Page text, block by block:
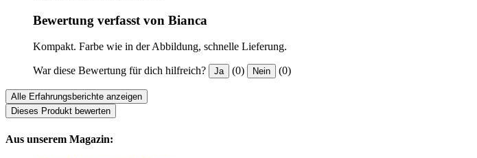
Bewertung verfasst von Bianca
Kompakt. Farbe wie in der Abbildung, schnelle Lieferung.
War diese Bewertung für dich hilfreich? Ja (0) Nein (0)
Alle Erfahrungsberichte anzeigen
Dieses Produkt bewerten
Aus unserem Magazin: